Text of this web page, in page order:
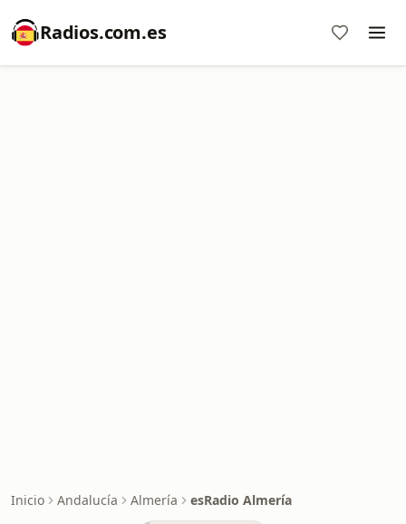
Radios.com.es
Inicio Andalucía Almería esRadio Almería